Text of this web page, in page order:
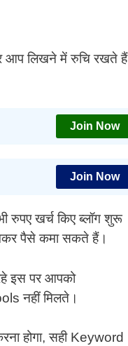
आप लिखने में रुचि रखते हैं
Join Now
Join Now
रुपए खर्च किए ब्लॉग शुरू
पैसे कमा सकते हैं।
इस पर आपको
नहीं मिलते।
होगा, सही Keyword